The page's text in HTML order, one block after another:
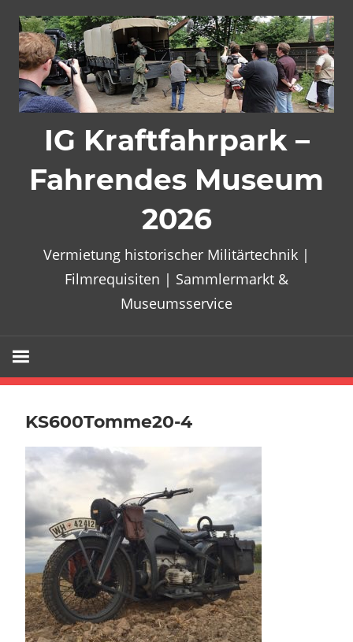
Inhalt
springen
IG Kraftfahrpark –
Fahrendes Museum
2026
Vermietung historischer Militärtechnik |
Filmrequisiten | Sammlermarkt &
Museumsservice
KS600Tomme20-4